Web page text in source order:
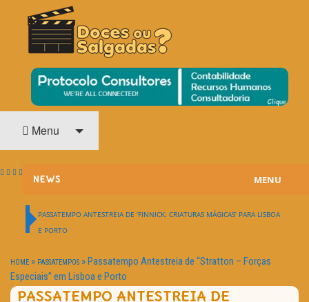
DOCES OU SALGADAS?
O Cinema? Uma Paixão!!
Menu
NEWS
HOME CINEMA
MENU
PASSATEMPO ANTESTREIA DE ‘FINNICK: CRIATURAS MÁGICAS’ PARA LISBOA
E PORTO
HOME » PASSATEMPOS »Passatempo Antestreia de “Stratton – Forças
Especiais” em Lisboa e Porto
PASSATEMPO ANTESTREIA DE